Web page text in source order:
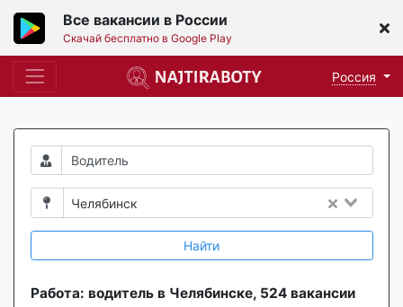
Все вакансии в России
Скачай бесплатно в Google Play
Россия
Челябинск
Найти
Работа: водитель в Челябинске, 524 вакансии